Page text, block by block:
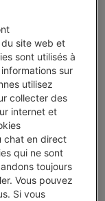
Plus € 49,00
Toujours inclus
site web et
sont utilisés à
sur
utilisez
collecter des
internet et
chat en direct
qui ne sont
toujours
Vous pouvez
Si vous